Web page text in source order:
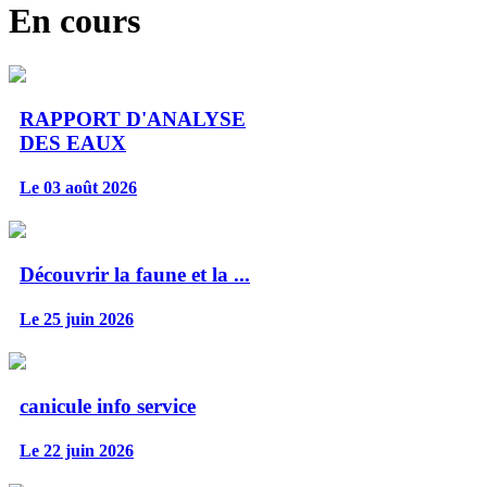
En cours
RAPPORT D'ANALYSE
DES EAUX
Le 03 août 2026
Découvrir la faune et la ...
Le 25 juin 2026
canicule info service
Le 22 juin 2026